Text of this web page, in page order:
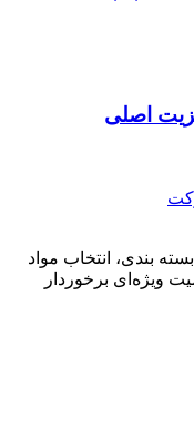
بندی، انتخاب مواد
ویژه‌ای برخوردار